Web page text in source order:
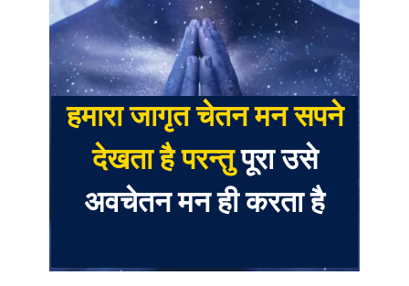
हमारा जागृत चेतन मन सपने
देखता है परन्तुपूरा उसे
अवचेतन मन ही करता है